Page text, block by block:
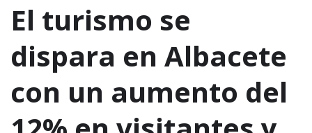
El turismo se
dispara en Albacete
con un aumento del